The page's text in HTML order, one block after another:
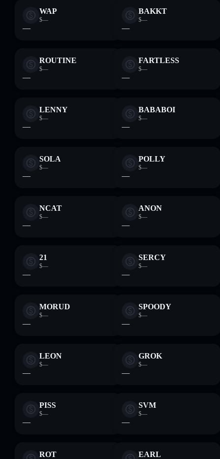
WAP
$—
—
BAKKT
$—
—
ROUTINE
$—
—
FARTLESS
$—
—
LENNY
$—
—
BABABOI
$—
—
SOLA
$—
—
POLLY
$—
—
NCAT
$—
—
ANON
$—
—
21
$—
—
SERCY
$—
—
MORUD
$—
—
SPOODY
$—
—
LEON
$—
—
GROK
$—
—
PISS
$—
—
SVM
$—
—
ROT EARL